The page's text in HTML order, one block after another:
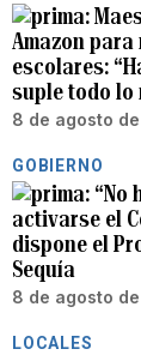
Amazon
escolares:
suple todo lo
8 de agosto de
GOBIERNO
“No
activarse el
dispone el
Sequía
8 de agosto de
LOCALES